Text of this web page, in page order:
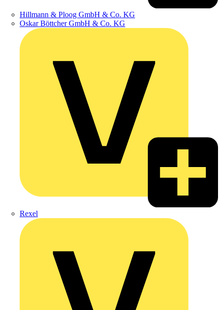
Hillmann & Ploog GmbH & Co. KG
Oskar Böttcher GmbH & Co. KG
Rexel